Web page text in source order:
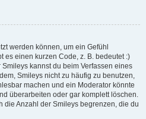
werden können, um ein Gefühl
es einen kurzen Code, z. B. bedeutet :)
kannst du beim Verfassen eines
Smileys nicht zu häufig zu benutzen,
machen und ein Moderator könnte
überarbeiten oder gar komplett löschen.
die Anzahl der Smileys begrenzen, die du